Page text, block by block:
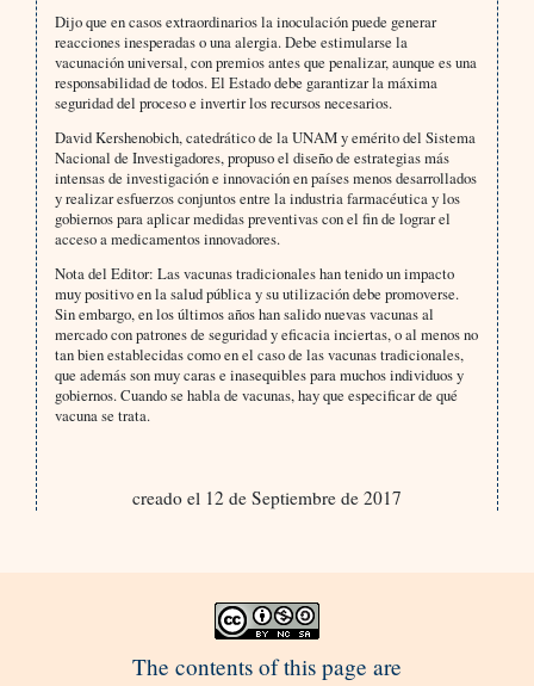
Dijo que en casos extraordinarios la inoculación puede generar
reacciones inesperadas o una alergia. Debe estimularse la
vacunación universal, con premios antes que penalizar, aunque es una
responsabilidad de todos. El Estado debe garantizar la máxima
seguridad del proceso e invertir los recursos necesarios.
David Kershenobich, catedrático de la UNAM y emérito del Sistema
Nacional de Investigadores, propuso el diseño de estrategias más
intensas de investigación e innovación en países menos desarrollados
y realizar esfuerzos conjuntos entre la industria farmacéutica y los
gobiernos para aplicar medidas preventivas con el fin de lograr el
acceso a medicamentos innovadores.
Nota del Editor: Las vacunas tradicionales han tenido un impacto
muy positivo en la salud pública y su utilización debe promoverse.
Sin embargo, en los últimos años han salido nuevas vacunas al
mercado con patrones de seguridad y eficacia inciertas, o al menos no
tan bien establecidas como en el caso de las vacunas tradicionales,
que además son muy caras e inasequibles para muchos individuos y
gobiernos. Cuando se habla de vacunas, hay que especificar de qué
vacuna se trata.
creado el 12 de Septiembre de 2017
The contents of this page are